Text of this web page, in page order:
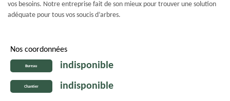
vos besoins. Notre entreprise fait de son mieux pour trouver une solution
adéquate pour tous vos soucis d’arbres.
Nos coordonnées
Bureau indisponible
Chantier indisponible